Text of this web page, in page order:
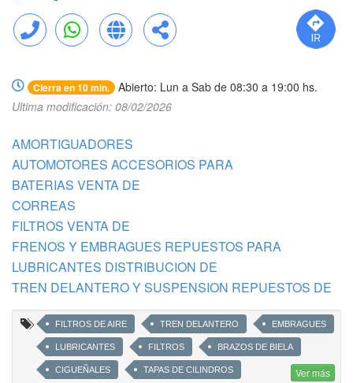
Llamar WhatsApp Web Compartir
Cierra en 10 min.
Abierto: Lun a Sab de 08:30 a 19:00 hs.
Ultima modificación: 08/02/2026
AMORTIGUADORES
AUTOMOTORES ACCESORIOS PARA
BATERIAS VENTA DE
CORREAS
FILTROS VENTA DE
FRENOS Y EMBRAGUES REPUESTOS PARA
LUBRICANTES DISTRIBUCION DE
TREN DELANTERO Y SUSPENSION REPUESTOS DE
FILTROS DE AIRE TREN DELANTERO EMBRAGUES
LUBRICANTES FILTROS BRAZOS DE BIELA
CIGUEÑALES TAPAS DE CILINDROS Ver más